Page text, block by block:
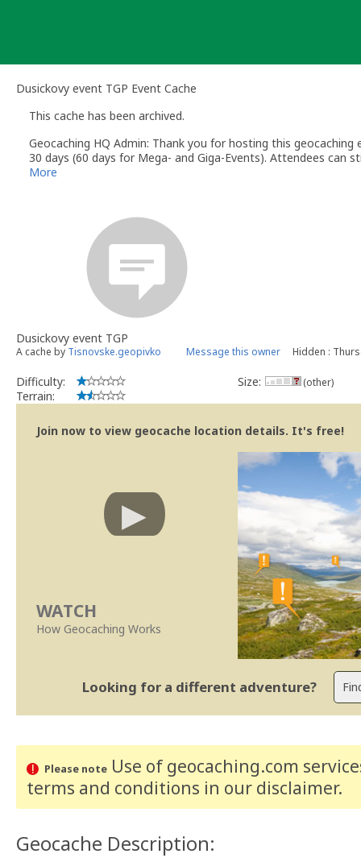
Dusickovy event TGP Event Cache
This cache has been archived.
Geocaching HQ Admin: Thank you for hosting this
30 days (60 days for Mega- and Giga-Events). Attendees can
More
Dusickovy event TGP
A cache by Tisnovske.geopivko Message this owner Hidden :
Difficulty:
Terrain:
Size: (other)
Join now to view geocache location details. It's free!
WATCH
How Geocaching Works
Looking for a different adventure?
Please noteUse of geocaching.com
terms and conditions in our disclaimer.
Geocache Description: